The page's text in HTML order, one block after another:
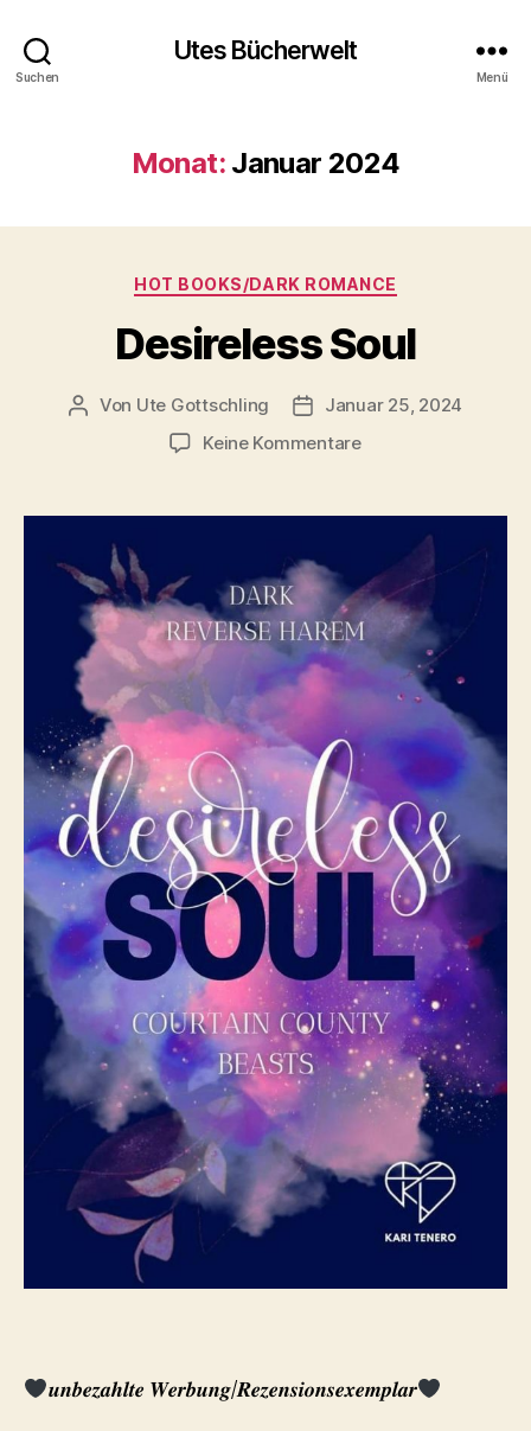
Suchen
Utes Bücherwelt
Menü
Monat: Januar 2024
Kategorien
HOT BOOKS/DARK ROMANCE
Desireless Soul
Beitragsautor
Von Ute Gottschling Veröffentlichungsdatum
Januar 25, 2024
Keine Kommentarezu
𝒖𝒏𝒃𝒆𝒛𝒂𝒉𝒍𝒕𝒆 𝑾𝒆𝒓𝒃𝒖𝒏𝒈/𝑹𝒆𝒛𝒆𝒏𝒔𝒊𝒐𝒏𝒔𝒆𝒙𝒆𝒎𝒑𝒍𝒂𝒓